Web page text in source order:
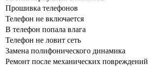
Прошивка телефонов
Телефон не включается
В телефон попала влага
Телефон не ловит сеть
Замена полифонического динамика
Ремонт после механических повреждений